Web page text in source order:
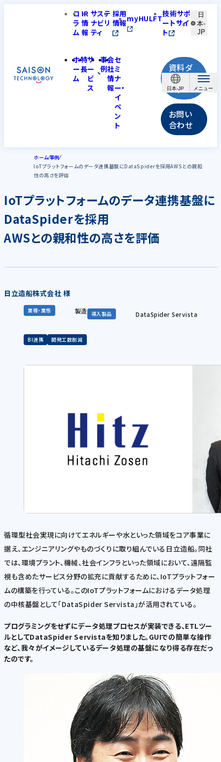
日本-JP
コ
ラ
ム
IR
情
報
サステ
ナビリ
ティ
採用
情報myHULFT技術サポ
ートサイ
ト
日
本-
JP
ホ
ー
ム
特
長
サ
ー
ビ
ス
事
例
会
社
情
報
セ
ミ
ナ
ー・
イ
ベ
ン
ト
資料ダ
ウンロ
ード
お問い
合わせ
ホーム事例
IoTプラットフォームのデータ連携基盤にDataSpiderを採用AWSとの親和
性の高さを評価
IoTプラットフォームのデータ連携基盤に
DataSpiderを採用
AWSとの親和性の高さを評価
日立造船株式会社 様
業種・業態 製造 導入製品 DataSpider Servista
BI連携 開発工数削減
循環型社会実現に向けてエネルギーや水といった領域をコア事業に
据え、エンジニアリングやものづくりに取り組んでいる日立造船。同社
では、環境プラント、機械、社会インフラといった領域において、遠隔監
視も含めたサービス分野の拡充に貢献するために、IoTプラットフォー
ムの構築を行っている。このIoTプラットフォームにおけるデータ処理
の中核基盤として「DataSpider Servista」が活用されている。
プログラミングをせずにデータ処理プロセスが実装できる、ETLツー
ルとしてDataSpider Servistaを知りました。GUIでの簡単な操作
など、我々がイメージしているデータ処理の基盤になり得る存在だっ
たのです。